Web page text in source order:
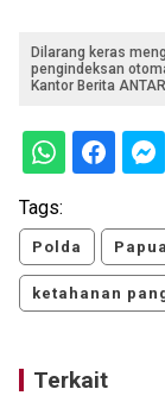
Dilarang keras
pengindeksan
Kantor Berita
Tags:
Polda
ketahanan
Terkait